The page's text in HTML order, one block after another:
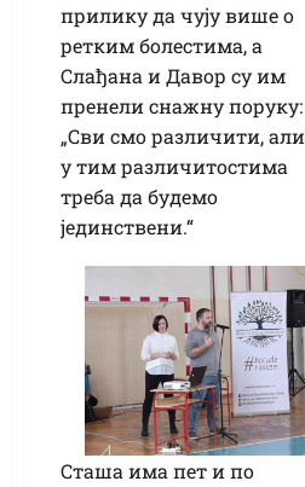
прилику да чују више о
ретким болестима, а
Слађана и Давор су им
пренели снажну поруку:
„Сви смо различити, али
у тим различитостима
треба да будемо
јединствени.“
Сташа има пет и по